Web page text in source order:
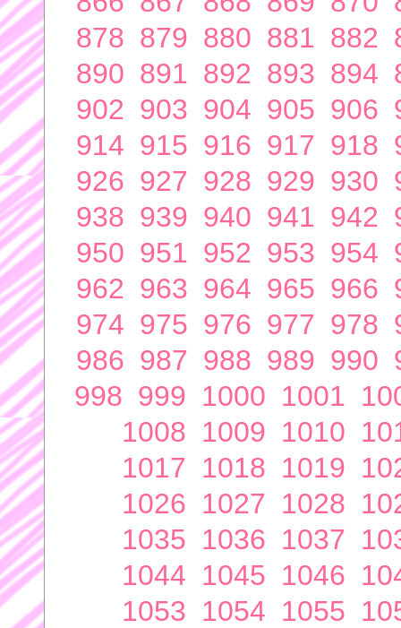
878 879 880 881 882
890 891 892 893 894
902 903 904 905 906
914 915 916 917 918
926 927 928 929 930
938 939 940 941 942
950 951 952 953 954
962 963 964 965 966
974 975 976 977 978
986 987 988 989 990
998 999 1000 1001
1008 1009 1010
1017 1018 1019
1026 1027 1028
1035 1036 1037
1044 1045 1046
1053 1054 1055